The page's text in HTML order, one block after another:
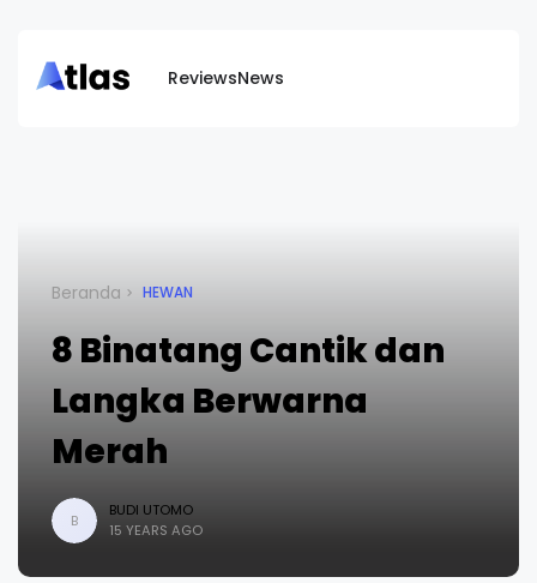
ReviewsNews
Beranda HEWAN
8 Binatang Cantik dan
Langka Berwarna
Merah
B
BUDI UTOMO
15 YEARS AGO